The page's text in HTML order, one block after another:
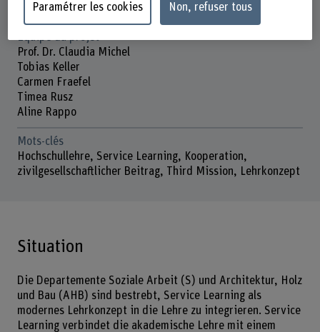
Prof. Dr. Judith Studer
Prof. Dr. Claudia Michel
Tobias Keller
Carmen Fraefel
Timea Rusz
Aline Rappo
Mots-clés
Hochschullehre, Service Learning, Kooperation,
zivilgesellschaftlicher Beitrag, Third Mission, Lehrkonzept
Situation
Die Departemente Soziale Arbeit (S) und Architektur, Holz
und Bau (AHB) sind bestrebt, Service Learning als
modernes Lehrkonzept in die Lehre zu integrieren. Service
Learning verbindet die akademische Lehre mit einem
Paramétrer les cookies Non, refuser tous